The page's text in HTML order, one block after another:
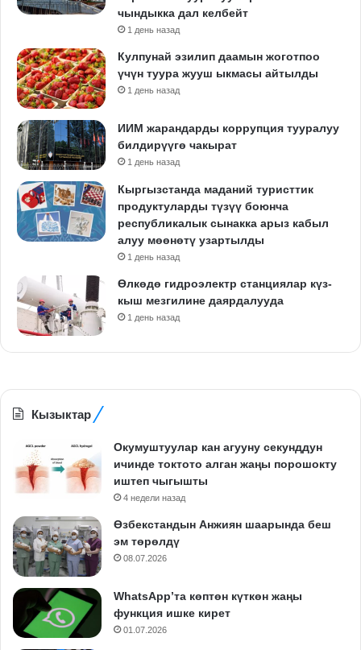
чындыкка дал келбейт
1 день назад
Кулпунай эзилип даамын жоготпоо
үчүн туура жууш ыкмасы айтылды
1 день назад
ИИМ жарандарды коррупция тууралуу
билдирүүгө чакырат
1 день назад
Кыргызстанда маданий туристтик
продуктуларды түзүү боюнча
республикалык сынакка арыз кабыл
алуу мөөнөтү узартылды
1 день назад
Өлкөдө гидроэлектр станциялар күз-
кыш мезгилине даярдалууда
1 день назад
Кызыктар
Окумуштуулар кан агууну секунддун
ичинде токтото алган жаңы порошокту
иштеп чыгышты
4 недели назад
Өзбекстандын Анжиян шаарында беш
эм төрөлдү
08.07.2026
WhatsApp’та көптөн күткөн жаңы
функция ишке кирет
01.07.2026